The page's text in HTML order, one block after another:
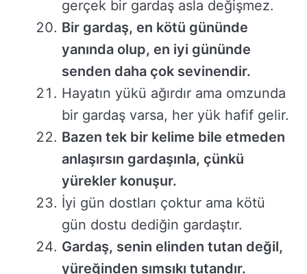
gerçek bir gardaş asla değişmez.
Bir gardaş, en kötü gününde
yanında olup, en iyi gününde
senden daha çok sevinendir.
Hayatın yükü ağırdır ama omzunda
bir gardaş varsa, her yük hafif gelir.
Bazen tek bir kelime bile etmeden
anlaşırsın gardaşınla, çünkü
yürekler konuşur.
İyi gün dostları çoktur ama kötü
gün dostu dediğin gardaştır.
Gardaş, senin elinden tutan değil,
yüreğinden sımsıkı tutandır.